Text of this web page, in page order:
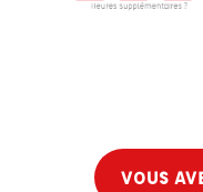
VOUS